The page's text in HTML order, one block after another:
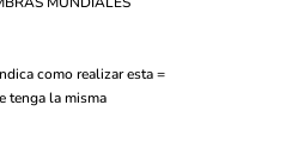
como realizar esta =
tenga la misma